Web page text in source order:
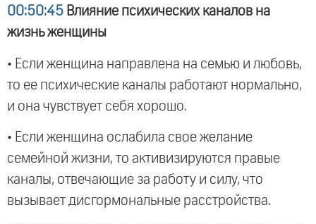
00:50:45 Влияние психических каналов на
жизнь женщины
• Если женщина направлена на семью и любовь,
то ее психические каналы работают нормально,
и она чувствует себя хорошо.
• Если женщина ослабила свое желание
семейной жизни, то активизируются правые
каналы, отвечающие за работу и силу, что
вызывает дисгормональные расстройства.